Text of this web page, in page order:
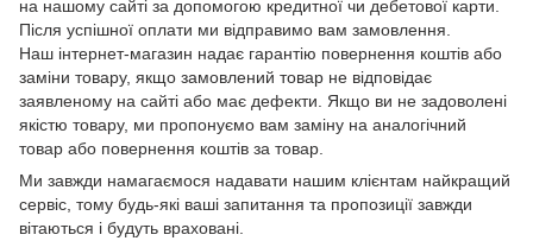
на нашому сайті за допомогою кредитної чи дебетової карти.
Після успішної оплати ми відправимо вам замовлення.
Наш інтернет-магазин надає гарантію повернення коштів або
заміни товару, якщо замовлений товар не відповідає
заявленому на сайті або має дефекти. Якщо ви не задоволені
якістю товару, ми пропонуємо вам заміну на аналогічний
товар або повернення коштів за товар.
Ми завжди намагаємося надавати нашим клієнтам найкращий
сервіс, тому будь-які ваші запитання та пропозиції завжди
вітаються і будуть враховані.